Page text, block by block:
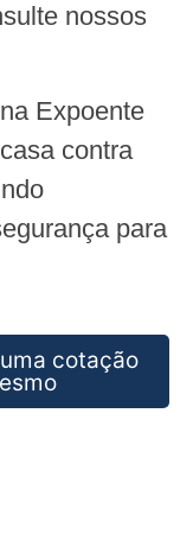
nossos
Expoente
contra
para
cotação